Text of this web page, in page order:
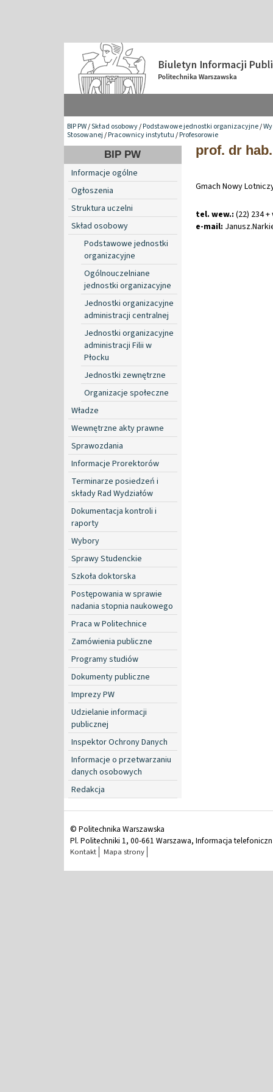
BIP PW/Skład osobowy/Podstawowe jednostki organizacyjne/
Stosowanej/Pracownicy instytutu/Profesorowie
BIP PW
Informacje ogólne
Ogłoszenia
Struktura uczelni
Skład osobowy
Podstawowe jednostki
organizacyjne
Ogólnouczelniane
jednostki organizacyjne
Jednostki organizacyjne
administracji centralnej
Jednostki organizacyjne
administracji Filii w
Płocku
Jednostki zewnętrzne
Organizacje społeczne
Władze
Wewnętrzne akty prawne
Sprawozdania
Informacje Prorektorów
Terminarze posiedzeń i
składy Rad Wydziałów
Dokumentacja kontroli i
raporty
Wybory
Sprawy Studenckie
Szkoła doktorska
Postępowania w sprawie
nadania stopnia naukowego
Praca w Politechnice
Zamówienia publiczne
Programy studiów
Dokumenty publiczne
Imprezy PW
Udzielanie informacji
publicznej
Inspektor Ochrony Danych
Informacje o przetwarzaniu
danych osobowych
Redakcja
prof. dr
Gmach Nowy
tel. wew.: (22) 234
e-mail: Janusz.
© Politechnika Warszawska
Pl. Politechniki 1, 00-661 Warszawa, Informacja
Kontakt Mapa strony